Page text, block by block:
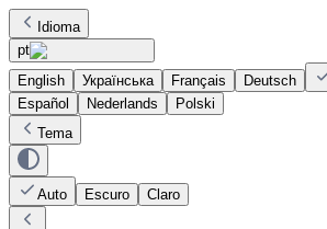
Idioma
pt
English
Українська Français Deutsch
Español
Nederlands
Polski
Tema
Auto Escuro Claro